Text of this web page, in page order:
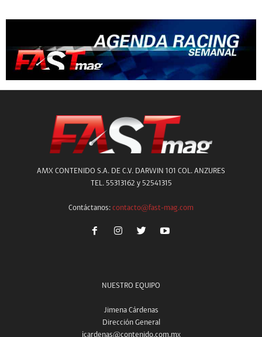
AMX CONTENIDO S.A. DE C.V. DARWIN 101 COL. ANZURES
TEL. 55313162 y 52541315
Contáctanos: contacto@fast-mag.com
NUESTRO EQUIPO
Jimena Cárdenas
Dirección General
jcardenas@contenido.com.mx